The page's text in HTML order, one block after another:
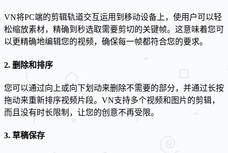
VN将PC端的剪辑轨道交互运用到移动设备上，使用户可以轻
松缩放素材，精确到秒选取需要剪切的关键帧。这意味着您可
以更精确地编辑您的视频，确保每一帧都符合您的要求。
2. 删除和排序
您可以通过向上或向下划动来删除不需要的部分，并通过长按
拖动来重新排序视频片段。VN支持多个视频和图片的剪辑，
而且没有时长限制，让您的创意不再受限。
3. 草稿保存